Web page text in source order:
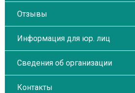
Отзывы
Информация для юр. лиц
Сведения об организации
Контакты